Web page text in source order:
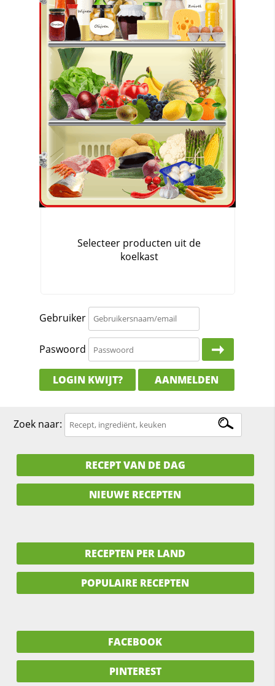
Gebruiker
Paswoord
LOGIN KWIJT? AANMELDEN
Zoek naar:
RECEPT VAN DE DAG
NIEUWE RECEPTEN
RECEPTEN PER LAND
POPULAIRE RECEPTEN
FACEBOOK
PINTEREST